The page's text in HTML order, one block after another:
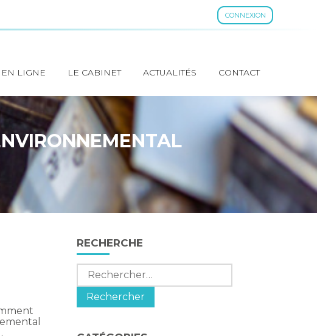
CONNEXION
LIGNE LE CABINET ACTUALITÉS CONTACT
Blog
sidebar
RECHERCHE
Rechercher :